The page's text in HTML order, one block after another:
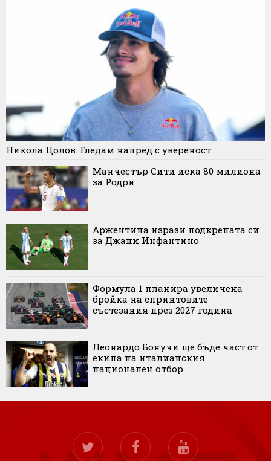
Никола Цолов: Гледам напред с увереност
Манчестър Сити иска 80 милиона
за Родри
Аржентина изрази подкрепата си
за Джани Инфантино
Формула 1 планира увеличена
бройка на спринтовите
състезания през 2027 година
Леонардо Бонучи ще бъде част от
екипа на италианския
национален отбор